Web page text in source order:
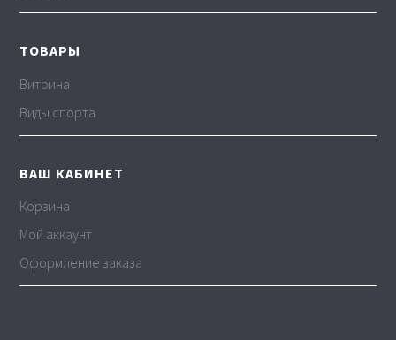
ТОВАРЫ
Витрина
Виды спорта
ВАШ КАБИНЕТ
Корзина
Мой аккаунт
Оформление заказа